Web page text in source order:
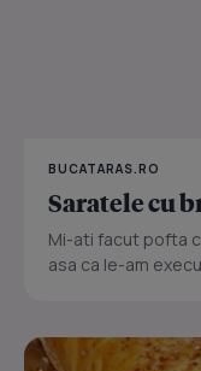
BUCATARAS.RO
Saratele cu
Mi-ati facut pofta
asa ca le-am